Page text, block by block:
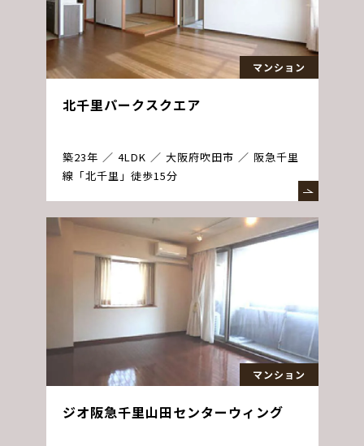
マンション
北千里パークスクエア
築23年 4LDK 大阪府吹田市
阪急千里
線「北千里」徒歩15分
マンション
ジオ阪急千里山田センターウィング